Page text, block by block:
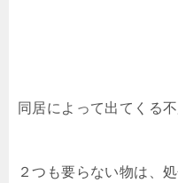
同居によって出てくる
２つも要らない物は、